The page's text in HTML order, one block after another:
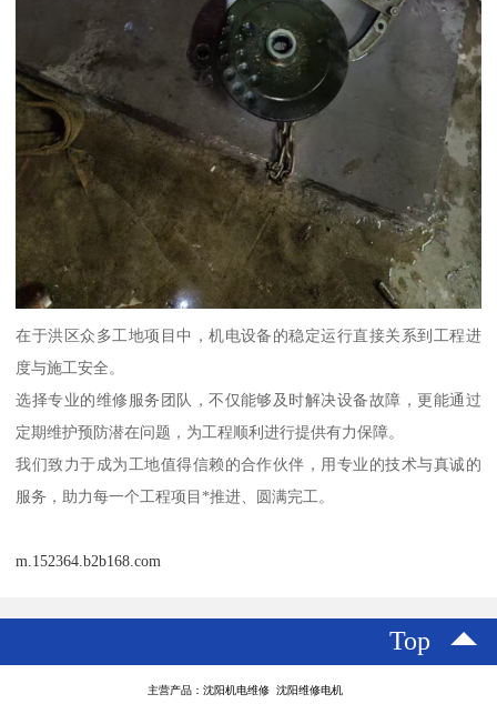
在于洪区众多工地项目中，机电设备的稳定运行直接关系到工程进
度与施工安全。
选择专业的维修服务团队，不仅能够及时解决设备故障，更能通过
定期维护预防潜在问题，为工程顺利进行提供有力保障。
我们致力于成为工地值得信赖的合作伙伴，用专业的技术与真诚的
服务，助力每一个工程项目*推进、圆满完工。
m.152364.b2b168.com
Top
主营产品：沈阳机电维修 沈阳维修电机